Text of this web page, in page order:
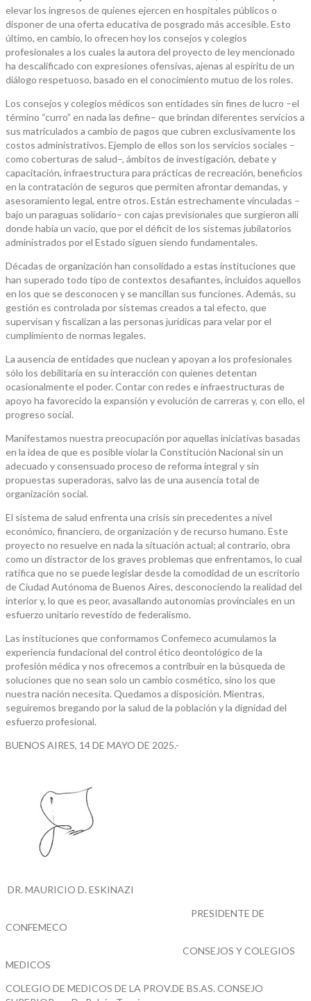
elevar los ingresos de quienes ejercen en hospitales públicos o
disponer de una oferta educativa de posgrado más accesible. Esto
último, en cambio, lo ofrecen hoy los consejos y colegios
profesionales a los cuales la autora del proyecto de ley mencionado
ha descalificado con expresiones ofensivas, ajenas al espíritu de un
diálogo respetuoso, basado en el conocimiento mutuo de los roles.
Los consejos y colegios médicos son entidades sin fines de lucro –el
término “curro” en nada las define– que brindan diferentes servicios a
sus matriculados a cambio de pagos que cubren exclusivamente los
costos administrativos. Ejemplo de ellos son los servicios sociales –
como coberturas de salud–, ámbitos de investigación, debate y
capacitación, infraestructura para prácticas de recreación, beneficios
en la contratación de seguros que permiten afrontar demandas, y
asesoramiento legal, entre otros. Están estrechamente vinculadas –
bajo un paraguas solidario– con cajas previsionales que surgieron allí
donde había un vacío, que por el déficit de los sistemas jubilatorios
administrados por el Estado siguen siendo fundamentales.
Décadas de organización han consolidado a estas instituciones que
han superado todo tipo de contextos desafiantes, incluidos aquellos
en los que se desconocen y se mancillan sus funciones. Además, su
gestión es controlada por sistemas creados a tal efecto, que
supervisan y fiscalizan a las personas jurídicas para velar por el
cumplimiento de normas legales.
La ausencia de entidades que nuclean y apoyan a los profesionales
sólo los debilitaría en su interacción con quienes detentan
ocasionalmente el poder. Contar con redes e infraestructuras de
apoyo ha favorecido la expansión y evolución de carreras y, con ello, el
progreso social.
Manifestamos nuestra preocupación por aquellas iniciativas basadas
en la idea de que es posible violar la Constitución Nacional sin un
adecuado y consensuado proceso de reforma integral y sin
propuestas superadoras, salvo las de una ausencia total de
organización social.
El sistema de salud enfrenta una crisis sin precedentes a nivel
económico, financiero, de organización y de recurso humano. Este
proyecto no resuelve en nada la situación actual; al contrario, obra
como un distractor de los graves problemas que enfrentamos, lo cual
ratifica que no se puede legislar desde la comodidad de un escritorio
de Ciudad Autónoma de Buenos Aires, desconociendo la realidad del
interior y, lo que es peor, avasallando autonomías provinciales en un
esfuerzo unitario revestido de federalismo.
Las instituciones que conformamos Confemeco acumulamos la
experiencia fundacional del control ético deontológico de la
profesión médica y nos ofrecemos a contribuir en la búsqueda de
soluciones que no sean solo un cambio cosmético, sino los que
nuestra nación necesita. Quedamos a disposición. Mientras,
seguiremos bregando por la salud de la población y la dignidad del
esfuerzo profesional.
BUENOS AIRES, 14 DE MAYO DE 2025.-
DR. MAURICIO D. ESKINAZI
PRESIDENTE DE
CONFEMECO
CONSEJOS Y COLEGIOS
MEDICOS
COLEGIO DE MEDICOS DE LA PROV.DE BS.AS. CONSEJO